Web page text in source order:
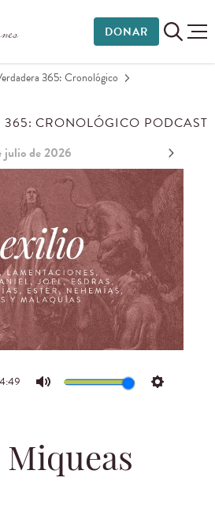
DONAR
365: Cronológico
365: CRONOLÓGICO PODCAST
julio de 2026
Mute Settings
Miqueas